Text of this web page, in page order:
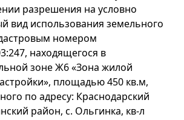
разрешения на условно
вид использования земельного
номером
находящегося в
зоне Ж6 «Зона жилой
площадью 450 кв.м,
по адресу: Краснодарский
район, с. Ольгинка, кв-л